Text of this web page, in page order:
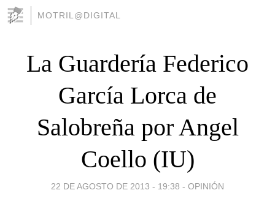
MOTRIL@DIGITAL
La Guardería Federico
García Lorca de
Salobreña por Angel
Coello (IU)
22 DE AGOSTO DE 2013 - 19:38 - OPINIÓN